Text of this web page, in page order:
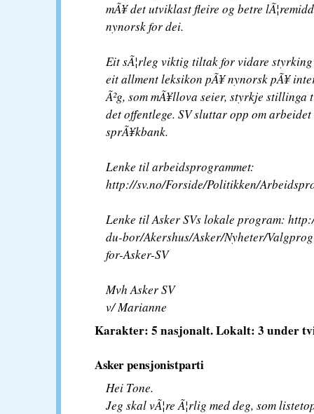
mÃ¥ det utviklast fleire og betre
nynorsk for dei.
Eit sÃ¦rleg viktig tiltak for vidare
eit allment leksikon pÃ¥ nynorsk pÃ¥
Ã²g, som mÃ¥llova seier, styrkje stillinga
det offentlege. SV sluttar opp om
sprÃ¥kbank.
Lenke til arbeidsprogrammet:
http://sv.no/Forside/Politikken/
Lenke til Asker SVs lokale program:
du-bor/Akershus/Asker/Nyheter/
for-Asker-SV
Mvh Asker SV
v/ Marianne
Karakter: 5 nasjonalt. Lokalt: 3 under
Asker pensjonistparti
Hei Tone.
Jeg skal vÃ¦re Ã¦rlig med deg, som